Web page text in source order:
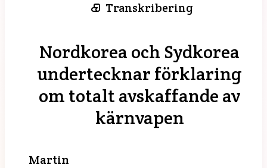
Transkribering
Nordkorea och Sydkorea
undertecknar förklaring
om totalt avskaffande av
kärnvapen
Martin